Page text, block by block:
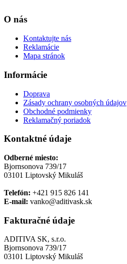
O nás
Kontaktujte nás
Reklamácie
Mapa stránok
Informácie
Doprava
Zásady ochrany osobných údajov
Obchodné podmienky
Reklamačný poriadok
Kontaktné údaje
Odberné miesto:
Bjornsonova 739/17
03101 Liptovský Mikuláš
Telefón: +421 915 826 141
E-mail: vanko@aditivask.sk
Fakturačné údaje
ADITIVA SK, s.r.o.
Bjornsonova 739/17
03101 Liptovský Mikuláš